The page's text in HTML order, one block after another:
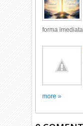
forma
more »